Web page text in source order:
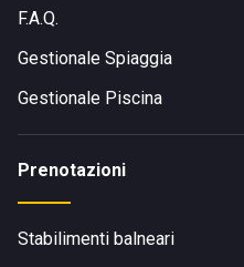
F.A.Q.
Gestionale Spiaggia
Gestionale Piscina
Prenotazioni
Stabilimenti balneari